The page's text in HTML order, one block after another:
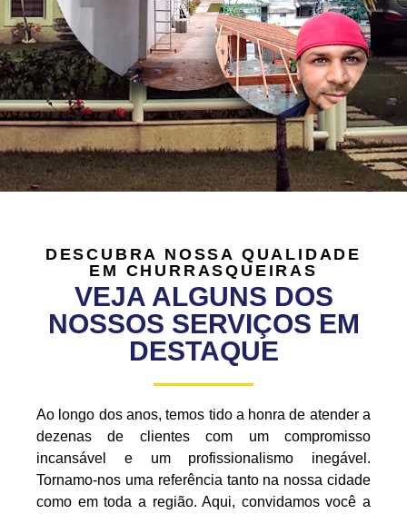
DESCUBRA NOSSA QUALIDADE
EM CHURRASQUEIRAS
VEJA ALGUNS DOS
NOSSOS SERVIÇOS EM
DESTAQUE
Ao longo dos anos, temos tido a honra de atender a
dezenas de clientes com um compromisso
incansável e um profissionalismo inegável.
Tornamo-nos uma referência tanto na nossa cidade
como em toda a região. Aqui, convidamos você a